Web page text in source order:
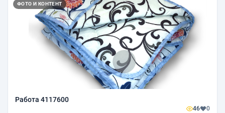
ФОТО И КОНТЕНТ
Работа 4117600
46 0